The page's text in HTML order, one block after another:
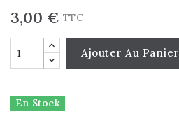
3,00 € TTC
Ajouter Au Panier
En Stock